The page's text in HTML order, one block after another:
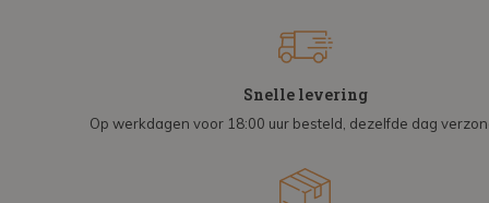
Snelle levering
Op werkdagen voor 18:00 uur besteld, dezelfde dag